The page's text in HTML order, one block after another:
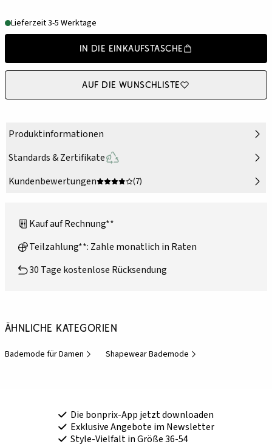
Lieferzeit 3-5 Werktage
In die Einkaufstasche
Auf die Wunschliste
Produktinformationen
Standards & Zertifikate
Kundenbewertungen
(7)
Kauf auf Rechnung**
Teilzahlung**: Zahle monatlich in Raten
30 Tage kostenlose Rücksendung
Ähnliche Kategorien
Bademode für Damen Shapewear Bademode
Die bonprix-App jetzt downloaden
Exklusive Angebote im Newsletter
Style-Vielfalt in Größe 36-54